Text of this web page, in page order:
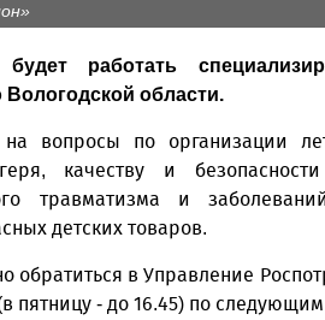
работать
Вологодской области.
на вопросы по организации
качеству и
травматизма и
детских товаров.
обратиться в Управление
пятницу - до 16.45) по